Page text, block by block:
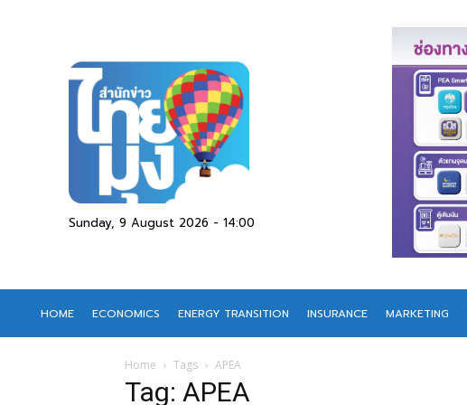
Sunday, 9 August 2026 - 14:00
HOME ECONOMICS ENERGY TRANSITION INSURANCE MARKETING
Home Tags APEA
Tag: APEA